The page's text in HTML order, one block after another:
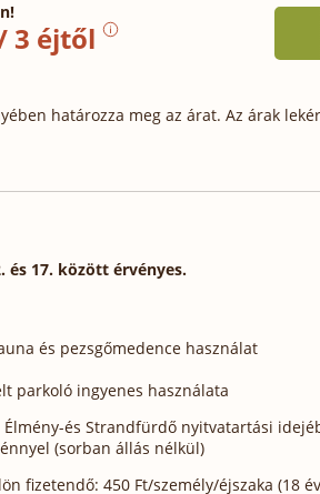
3 éjtől
határozza meg az árat. Az árak
és 17. között érvényes.
és pezsgőmedence használat
parkoló ingyenes használata
Élmény-és Strandfürdő nyitvatartási
(sorban állás nélkül)
fizetendő: 450 Ft/személy/éjszaka (18